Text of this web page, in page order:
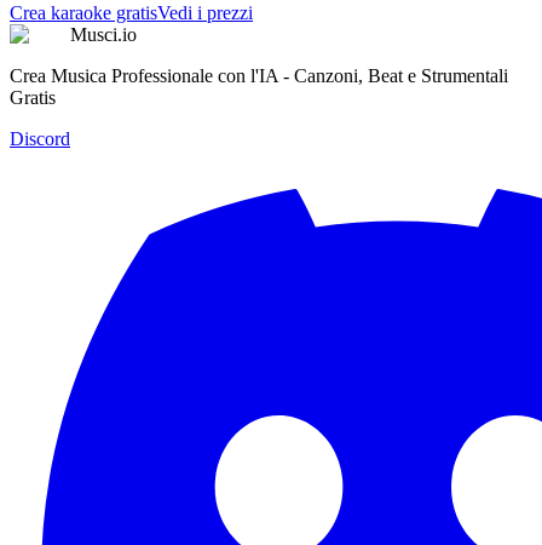
Crea karaoke gratisVedi i prezzi
Musci.io
Crea Musica Professionale con l'IA - Canzoni, Beat e Strumentali
Gratis
Discord